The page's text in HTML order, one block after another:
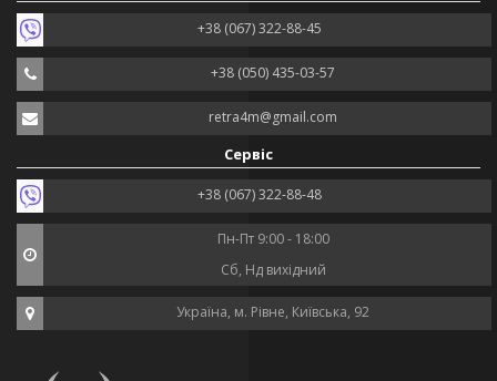
+38 (067) 322-88-45
+38 (050) 435-03-57
retra4m@gmail.com
Сервіс
+38 (067) 322-88-48
Пн-Пт 9:00 - 18:00
Сб, Нд вихідний
Україна, м. Рівне, Київська, 92